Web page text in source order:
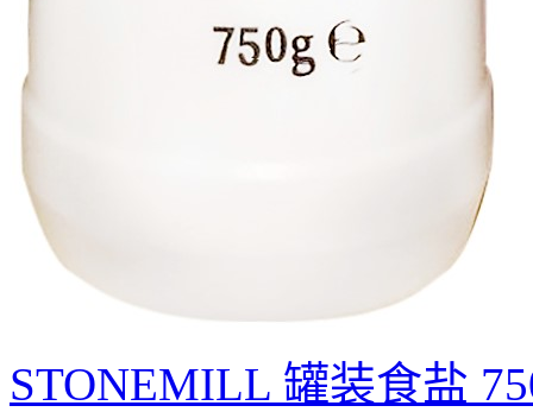
STONEMILL 罐装食盐